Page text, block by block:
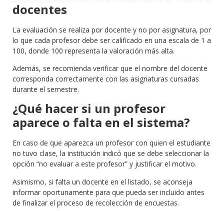
docentes
La evaluación se realiza por docente y no por asignatura, por
lo que cada profesor debe ser calificado en una escala de 1 a
100, donde 100 representa la valoración más alta.
Además, se recomienda verificar que el nombre del docente
corresponda correctamente con las asignaturas cursadas
durante el semestre.
¿Qué hacer si un profesor
aparece o falta en el sistema?
En caso de que aparezca un profesor con quien el estudiante
no tuvo clase, la institución indicó que se debe seleccionar la
opción “no evaluar a este profesor” y justificar el motivo.
Asimismo, si falta un docente en el listado, se aconseja
informar oportunamente para que pueda ser incluido antes
de finalizar el proceso de recolección de encuestas.